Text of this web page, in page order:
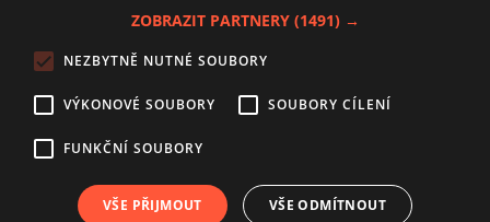
Zásady používání souborů cookies
Autoři
Nastavení cookies
ZOBRAZIT PARTNERY (1491) →
NEZBYTNĚ NUTNÉ SOUBORY
VÝKONOVÉ SOUBORY SOUBORY CÍLENÍ
FUNKČNÍ SOUBORY
VŠE PŘIJMOUT VŠE ODMÍTNOUT